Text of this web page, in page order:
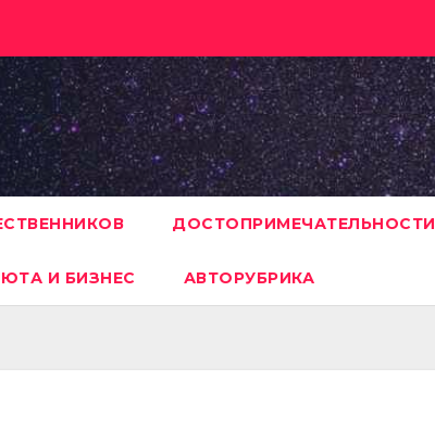
ДОСТОПРИМЕЧАТЕЛЬНОСТИ
И БИЗНЕС АВТОРУБРИКА